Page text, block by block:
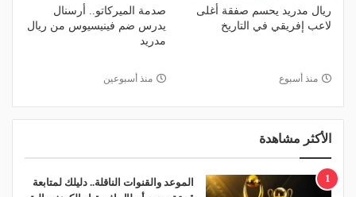
ريال مدريد يحسم صفقة أغلى
لاعب إفريقي في التاريخ
منذ أسبوع
صدمة الميركاتو.. أرسنال
يدرس ضم فينيسيوس من ريال
مدريد
منذ أسبوعين
الأكثر مشاهدة
1
الموعد والقنوات الناقلة.. دليلك لمتابعة